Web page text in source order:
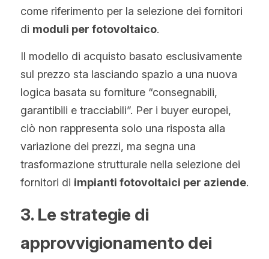
come riferimento per la selezione dei fornitori
di moduli per fotovoltaico.
Il modello di acquisto basato esclusivamente
sul prezzo sta lasciando spazio a una nuova
logica basata su forniture “consegnabili,
garantibili e tracciabili”. Per i buyer europei,
ciò non rappresenta solo una risposta alla
variazione dei prezzi, ma segna una
trasformazione strutturale nella selezione dei
fornitori di impianti fotovoltaici per aziende.
3. Le strategie di
approvvigionamento dei